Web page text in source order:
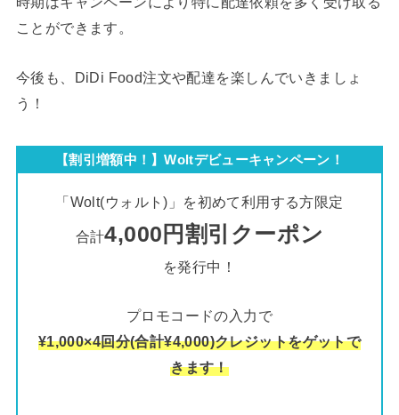
ことができます。
今後も、DiDi Food注文や配達を楽しんでいきましょ
う！
【割引増額中！】Woltデビューキャンペーン！
「Wolt(ウォルト)」を初めて利用する方限定
合計4,000円割引クーポン
を発行中！
プロモコードの入力で
¥1,000×4回分(合計¥4,000)クレジットをゲットで
きます！